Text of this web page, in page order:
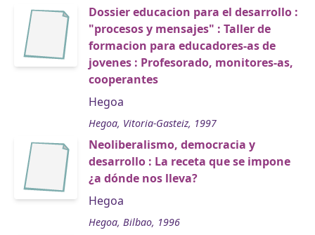
Dossier educacion para el desarrollo :
"procesos y mensajes" : Taller de
formacion para educadores-as de
jovenes : Profesorado, monitores-as,
cooperantes
Hegoa
Hegoa, Vitoria-Gasteiz, 1997
Neoliberalismo, democracia y
desarrollo : La receta que se impone
¿a dónde nos lleva?
Hegoa
Hegoa, Bilbao, 1996